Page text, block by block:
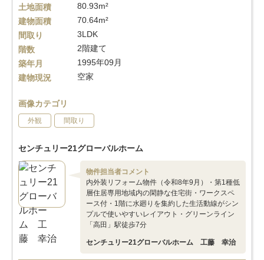
土地面積
80.93m²
建物面積
70.64m²
間取り
3LDK
階数
2階建て
築年月
1995年09月
建物現況
空家
画像カテゴリ
外観 間取り
センチュリー21グローバルホーム
物件担当者コメント
内外装リフォーム物件（令和8年9月）・第1種低
層住居専用地域内の閑静な住宅街・ワークスペ
ース付・1階に水廻りを集約した生活動線がシン
プルで使いやすいレイアウト・グリーンライン
「高田」駅徒歩7分
センチュリー21グローバルホーム 工藤 幸治